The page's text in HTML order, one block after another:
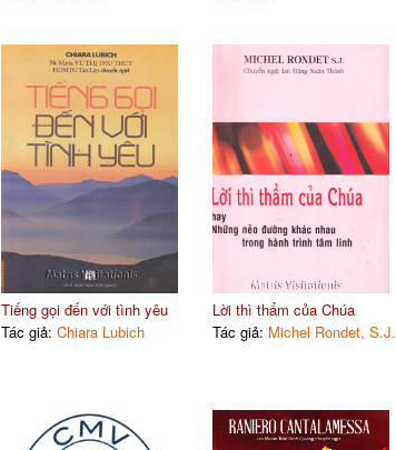
Tiếng gọi đến với tình yêu
Tác giả: Chiara Lubich
Lời thì thẩm của Chúa
Tác giả: Michel Rondet, S.J.